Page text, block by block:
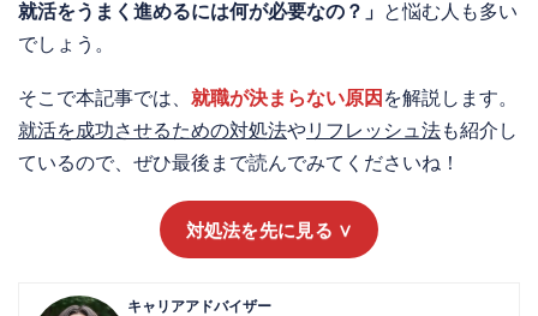
就活をうまく進めるには何が必要なの？」 と悩む人も多い
でしょう。
そこで本記事では、 就職が決まらない原因 を解説します。
就活を成功させるための対処法やリフレッシュ法も紹介し
ているので、ぜひ最後まで読んでみてくださいね！
対処法を先に見る ∨
キャリアアドバイザー